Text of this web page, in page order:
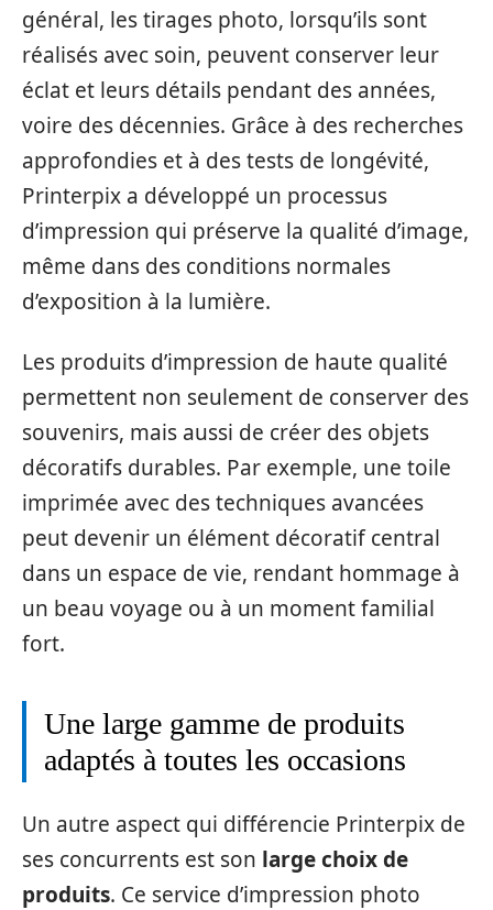
général, les tirages photo, lorsqu’ils sont
réalisés avec soin, peuvent conserver leur
éclat et leurs détails pendant des années,
voire des décennies. Grâce à des recherches
approfondies et à des tests de longévité,
Printerpix a développé un processus
d’impression qui préserve la qualité d’image,
même dans des conditions normales
d’exposition à la lumière.
Les produits d’impression de haute qualité
permettent non seulement de conserver des
souvenirs, mais aussi de créer des objets
décoratifs durables. Par exemple, une toile
imprimée avec des techniques avancées
peut devenir un élément décoratif central
dans un espace de vie, rendant hommage à
un beau voyage ou à un moment familial
fort.
Une large gamme de produits
adaptés à toutes les occasions
Un autre aspect qui différencie Printerpix de
ses concurrents est son large choix de
produits. Ce service d’impression photo